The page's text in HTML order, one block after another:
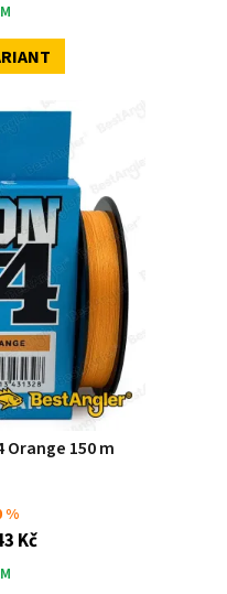
Orange 150 m
%
Kč